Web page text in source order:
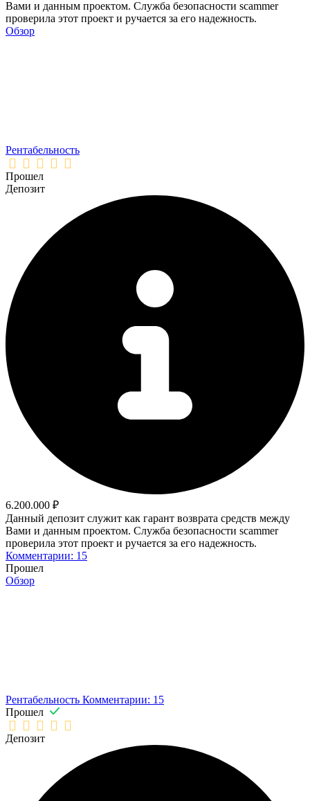
Вами и данным проектом. Служба безопасности scammer
проверила этот проект и ручается за его надежность.
Обзор
Рентабельность
Прошел
Депозит
6.200.000 ₽
Данный депозит служит как гарант возврата средств между
Вами и данным проектом. Служба безопасности scammer
проверила этот проект и ручается за его надежность.
Комментарии: 15
Прошел
Обзор
Рентабельность Комментарии: 15
Прошел
Депозит